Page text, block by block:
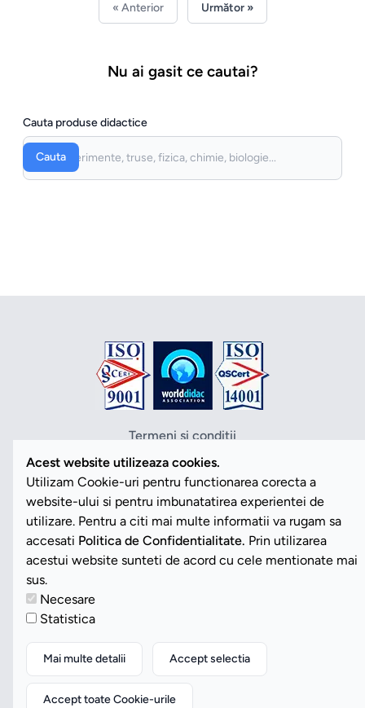
« Anterior Următor »
Nu ai gasit ce cautai?
Cauta produse didactice
Cauta
Termeni si conditii
Politica de confidentialitate
Politica cookies
ANPC
SOL
SAL
Vezi Cookies
Copyright ©2026 Romdidac SA. Toate drepturile rezervate
Acest website utilizeaza cookies.
Utilizam Cookie-uri pentru functionarea corecta a
website-ului si pentru imbunatatirea experientei de
utilizare. Pentru a citi mai multe informatii va rugam sa
accesati Politica de Confidentialitate. Prin utilizarea
acestui website sunteti de acord cu cele mentionate mai
sus.
Necesare
Statistica
Mai multe detalii Accept selectia
Accept toate Cookie-urile